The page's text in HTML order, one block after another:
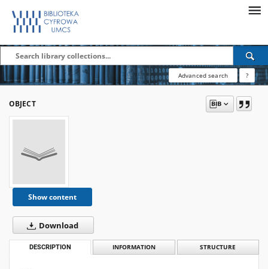
Advanced search ?
OBJECT
Show content
Download
DESCRIPTION INFORMATION STRUCTURE